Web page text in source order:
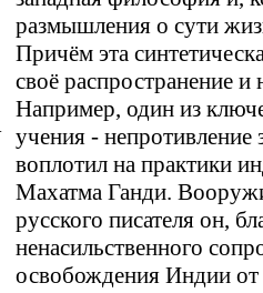
размышления о сути
Причём эта
своё распространение и
Например, один из
учения - непротивление
воплотил на практики
Махатма Ганди.
русского писателя он,
ненасильственного
освобождения Индии от